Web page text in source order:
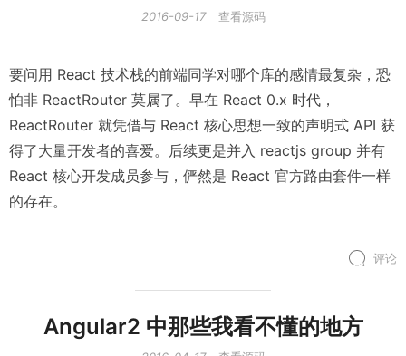
2016-09-17 查看源码
要问用 React 技术栈的前端同学对哪个库的感情最复杂，恐
怕非 ReactRouter 莫属了。早在 React 0.x 时代，
ReactRouter 就凭借与 React 核心思想一致的声明式 API 获
得了大量开发者的喜爱。后续更是并入 reactjs group 并有
React 核心开发成员参与，俨然是 React 官方路由套件一样
的存在。
评论
Angular2 中那些我看不懂的地方